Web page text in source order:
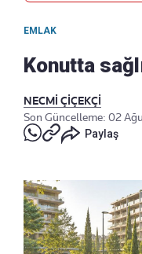
EMLAK
Konutta
NECMİ ÇİÇEKÇİ
Son Güncelleme: 02
Paylaş